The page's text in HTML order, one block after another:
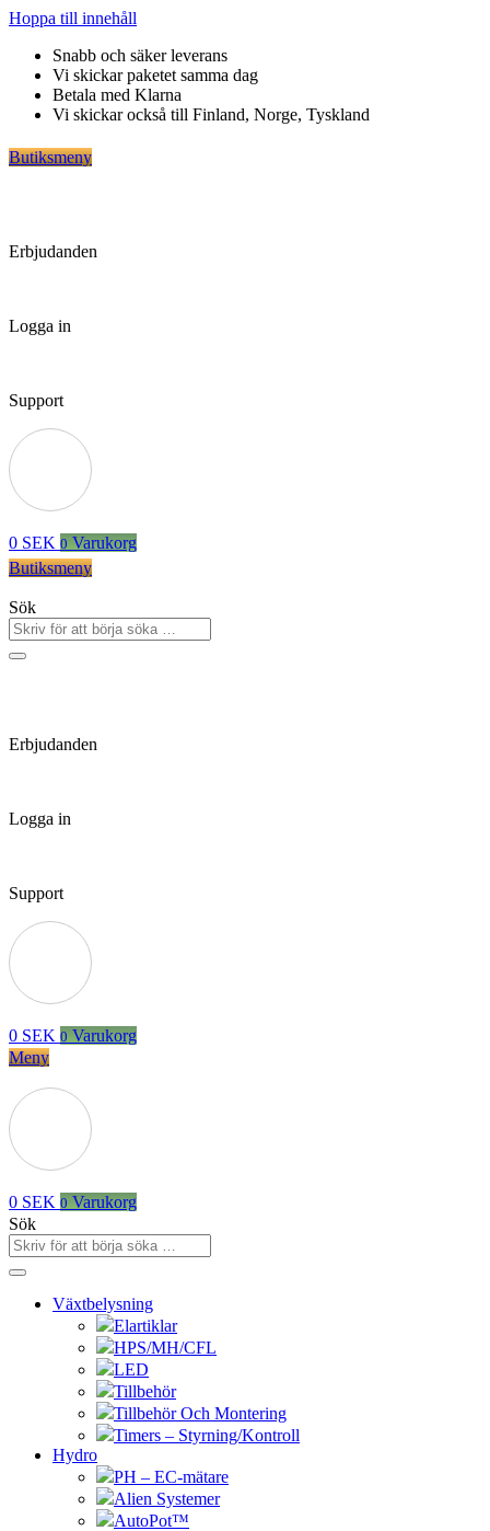
Hoppa till innehåll
Snabb och säker leverans
Vi skickar paketet samma dag
Betala med Klarna
Vi skickar också till Finland, Norge, Tyskland
Butiksmeny
Erbjudanden
Logga in
Support
0 SEK 0 Varukorg
Butiksmeny
Sök
Erbjudanden
Logga in
Support
0 SEK 0 Varukorg
Meny
0 SEK 0 Varukorg
Sök
Växtbelysning
Elartiklar
HPS/MH/CFL
LED
Tillbehör
Tillbehör Och Montering
Timers – Styrning/Kontroll
Hydro
PH – EC-mätare
Alien Systemer
AutoPot™